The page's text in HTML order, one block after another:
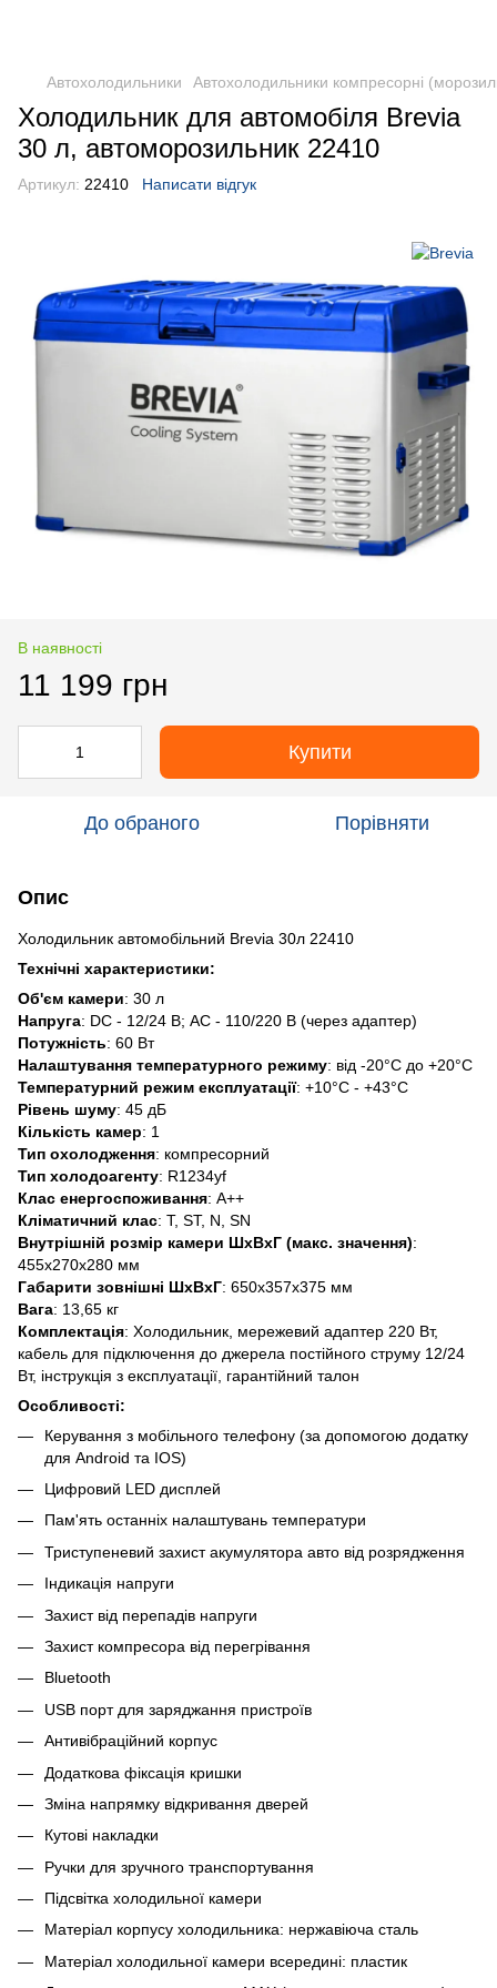
Автохолодильники Автохолодильники компресорні
Холодильник для автомобіля Brevia
30 л, автоморозильник 22410
Артикул: 22410 Написати відгук
В наявності
11 199 грн
Купити
До обраного Порівняти
Опис
Холодильник автомобільний Brevia 30л 22410
Технічні характеристики:
Об'єм камери: 30 л
Напруга: DC - 12/24 В; AC - 110/220 В (через адаптер)
Потужність: 60 Вт
Налаштування температурного режиму: від -20°C до +20°C
Температурний режим експлуатації: +10°C - +43°C
Рівень шуму: 45 дБ
Кількість камер: 1
Тип охолодження: компресорний
Тип холодоагенту: R1234yf
Клас енергоспоживання: А++
Кліматичний клас: T, ST, N, SN
Внутрішній розмір камери ШхВхГ (макс. значення):
455х270х280 мм
Габарити зовнішні ШхВхГ: 650x357x375 мм
Вага: 13,65 кг
Комплектація: Холодильник, мережевий адаптер 220 Вт,
кабель для підключення до джерела постійного струму 12/24
Вт, інструкція з експлуатації, гарантійний талон
Особливості:
Керування з мобільного телефону (за допомогою додатку
для Android та IOS)
Цифровий LED дисплей
Пам'ять останніх налаштувань температури
Триступеневий захист акумулятора авто від розрядження
Індикація напруги
Захист від перепадів напруги
Захист компресора від перегрівання
Bluetooth
USB порт для заряджання пристроїв
Антивібраційний корпус
Додаткова фіксація кришки
Зміна напрямку відкривання дверей
Кутові накладки
Ручки для зручного транспортування
Підсвітка холодильної камери
Матеріал корпусу холодильника: нержавіюча сталь
Матеріал холодильної камери всередині: пластик